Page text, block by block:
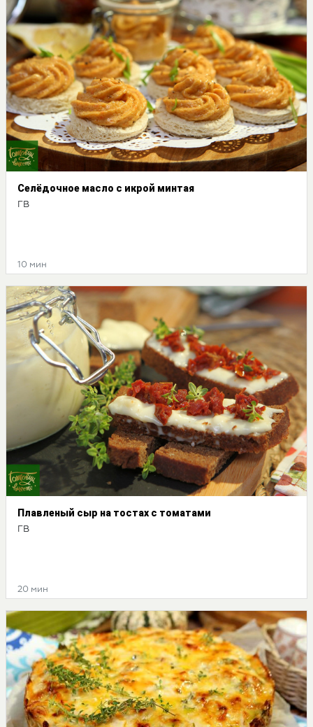
Селёдочное масло с икрой минтая
ГВ
10 мин
Плавленый сыр на тостах с томатами
ГВ
20 мин